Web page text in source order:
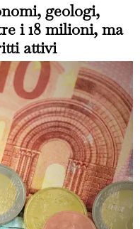
geologi,
i 18 milioni, ma
attivi